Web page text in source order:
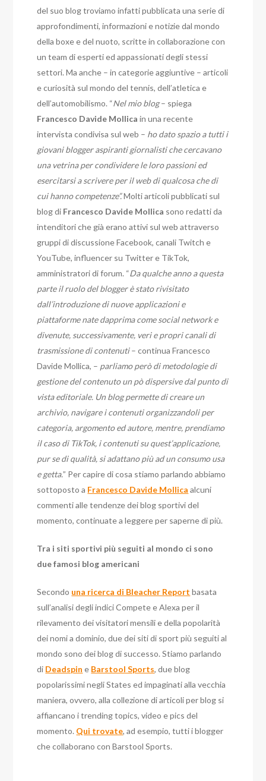
del suo blog troviamo infatti pubblicata una serie di
approfondimenti, informazioni e notizie dal mondo
della boxe e del nuoto, scritte in collaborazione con
un team di esperti ed appassionati degli stessi
settori. Ma anche – in categorie aggiuntive – articoli
e curiosità sul mondo del tennis, dell’atletica e
dell’automobilismo. “Nel mio blog– spiega
Francesco Davide Mollica in una recente
intervista condivisa sul web – ho dato spazio a tutti i
giovani blogger aspiranti giornalisti che cercavano
una vetrina per condividere le loro passioni ed
esercitarsi a scrivere per il web di qualcosa che di
cui hanno competenze”.Molti articoli pubblicati sul
blog di Francesco Davide Mollica sono redatti da
intenditori che già erano attivi sul web attraverso
gruppi di discussione Facebook, canali Twitch e
YouTube, influencer su Twitter e TikTok,
amministratori di forum. “Da qualche anno a questa
parte il ruolo del blogger è stato rivisitato
dall’introduzione di nuove applicazioni e
piattaforme nate dapprima come social network e
divenute, successivamente, veri e propri canali di
trasmissione di contenuti– continua Francesco
Davide Mollica, – parliamo però di metodologie di
gestione del contenuto un pò dispersive dal punto di
vista editoriale. Un blog permette di creare un
archivio, navigare i contenuti organizzandoli per
categoria, argomento ed autore, mentre, prendiamo
il caso di TikTok, i contenuti su quest’applicazione,
pur se di qualità, si adattano più ad un consumo usa
e getta.” Per capire di cosa stiamo parlando abbiamo
sottoposto a Francesco Davide Mollica alcuni
commenti alle tendenze dei blog sportivi del
momento, continuate a leggere per saperne di più.
Tra i siti sportivi più seguiti al mondo ci sono
due famosi blog americani
Secondo una ricerca di Bleacher Report basata
sull’analisi degli indici Compete e Alexa per il
rilevamento dei visitatori mensili e della popolarità
dei nomi a dominio, due dei siti di sport più seguiti al
mondo sono dei blog di successo. Stiamo parlando
di Deadspin e Barstool Sports, due blog
popolarissimi negli States ed impaginati alla vecchia
maniera, ovvero, alla collezione di articoli per blog si
affiancano i trending topics, video e pics del
momento. Qui trovate, ad esempio, tutti i blogger
che collaborano con Barstool Sports.